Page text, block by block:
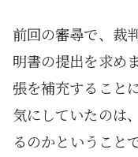
前回の審尋で、裁
明書の提出を求め
張を補充すること
気にしていたのは
るのかということ